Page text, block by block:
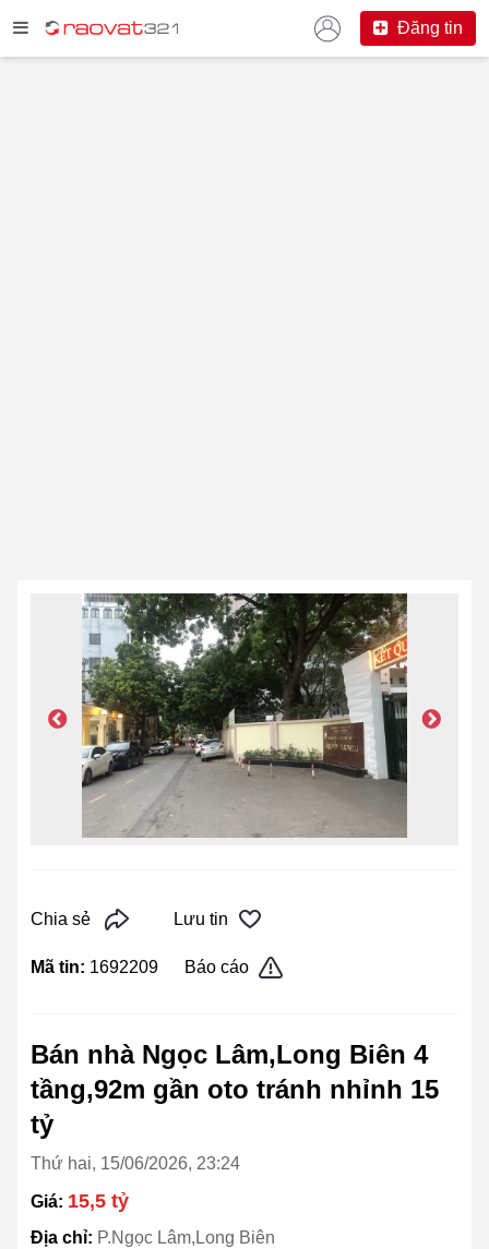
Đăng tin
Chia sẻ Lưu tin
Mã tin: 1692209 Báo cáo
Bán nhà Ngọc Lâm,Long Biên 4
tầng,92m gần oto tránh nhỉnh 15
tỷ
Thứ hai, 15/06/2026, 23:24
Giá: 15,5 tỷ
Địa chỉ: P.Ngọc Lâm,Long Biên